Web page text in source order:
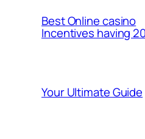
Best Online casino
Incentives having
Your Ultimate Guide